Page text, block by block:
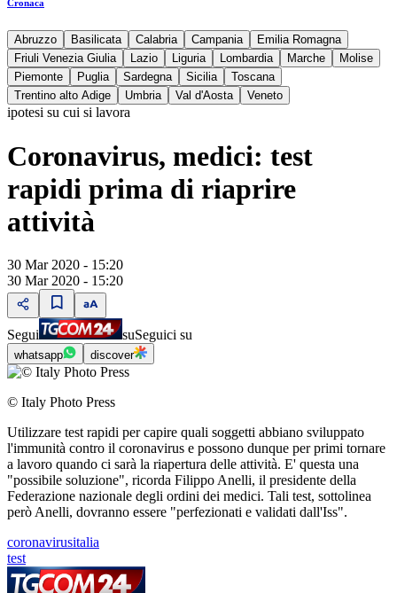
Cronaca
Abruzzo Basilicata Calabria Campania
Emilia Romagna
Friuli Venezia Giulia
Lazio Liguria Lombardia Marche
Molise
Piemonte
Puglia Sardegna Sicilia
Toscana
Trentino alto Adige
Umbria Val d'Aosta Veneto
ipotesi su cui si lavora
Coronavirus, medici: test
rapidi prima di riaprire
attività
30 Mar 2020 - 15:20
30 Mar 2020 - 15:20
Segui suSeguici su
whatsapp discover
© Italy Photo Press
Utilizzare test rapidi per capire quali soggetti abbiano sviluppato
l'immunità contro il coronavirus e possono dunque per primi tornare
a lavoro quando ci sarà la riapertura delle attività. E' questa una
"possibile soluzione", ricorda Filippo Anelli, il presidente della
Federazione nazionale degli ordini dei medici. Tali test, sottolinea
però Anelli, dovranno essere "perfezionati e validati dall'Iss".
coronavirusitalia
test